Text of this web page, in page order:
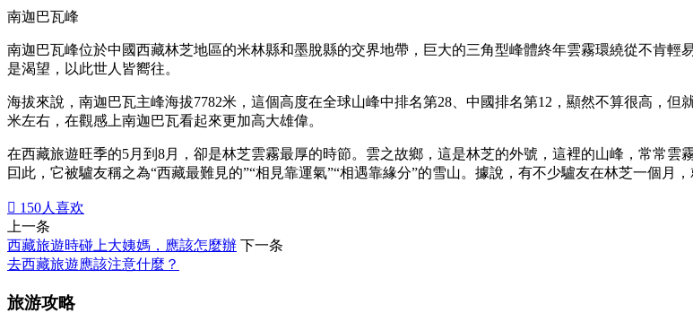
南迦巴瓦峰
南迦巴瓦峰位於中國西藏林芝地區的米林縣和墨脫縣的交界地帶，巨大的三角型峰體終年雲霧環繞從不肯
是渴望，以此世人皆嚮往。
海拔來說，南迦巴瓦主峰海拔7782米，這個高度在全球山峰中排名第28、中國排名第12，顯然不算很高，
米左右，在觀感上南迦巴瓦看起來更加高大雄偉。
在西藏旅遊旺季的5月到8月，卻是林芝雲霧最厚的時節。雲之故鄉，這是林芝的外號，這裡的山峰，常常雲
囙此，它被驢友稱之為“西藏最難見的”“相見靠運氣”“相遇靠緣分”的雪山。據說，有不少驢友在林芝一個月
 150人喜欢
上一条
西藏旅遊時碰上大姨媽，應該怎麼辦 下一条
去西藏旅遊應該注意什麼？
旅游攻略